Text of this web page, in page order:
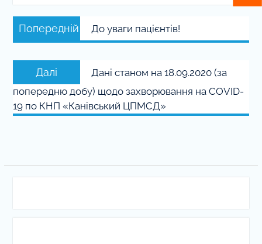
Навігація
записів
Попередній
запис:
До уваги пацієнтів!
Далі
Наступний
запис:
Дані станом на 18.09.2020 (за
попередню добу) щодо захворювання на COVID-
19 по КНП «Канівський ЦПМСД»